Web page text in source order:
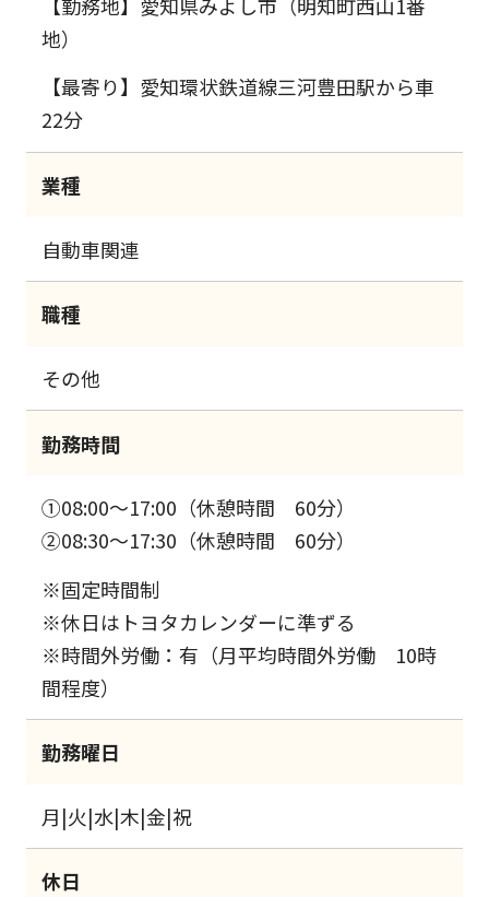
地）
【最寄り】愛知環状鉄道線三河豊田駅から車
22分
業種
自動車関連
職種
その他
勤務時間
①08:00～17:00（休憩時間 60分）
②08:30～17:30（休憩時間 60分）
※固定時間制
※休日はトヨタカレンダーに準ずる
※時間外労働：有（月平均時間外労働 10時
間程度）
勤務曜日
月|火|水|木|金|祝
休日